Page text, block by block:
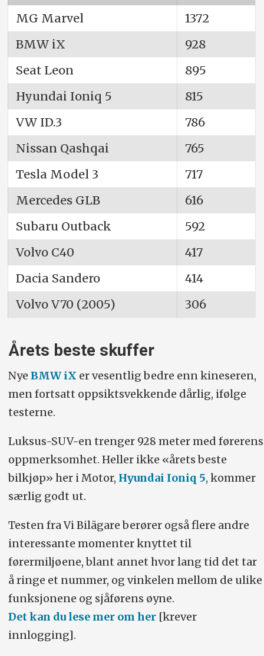
MG Marvel
1372
BMW iX
928
Seat Leon
895
Hyundai Ioniq 5
815
VW ID.3
786
Nissan Qashqai
765
Tesla Model 3
717
Mercedes GLB
616
Subaru Outback
592
Volvo C40
417
Dacia Sandero
414
Volvo V70 (2005)
306
Årets beste skuffer
Nye BMW iX er vesentlig bedre enn kineseren,
men fortsatt oppsiktsvekkende dårlig, ifølge
testerne.
Luksus-SUV-en trenger 928 meter med førerens
oppmerksomhet. Heller ikke «årets beste
bilkjøp» her i Motor, Hyundai Ioniq 5, kommer
særlig godt ut.
Testen fra Vi Bilägare berører også flere andre
interessante momenter knyttet til
førermiljøene, blant annet hvor lang tid det tar
å ringe et nummer, og vinkelen mellom de ulike
funksjonene og sjåførens øyne.
Det kan du lese mer om her [krever
innlogging].